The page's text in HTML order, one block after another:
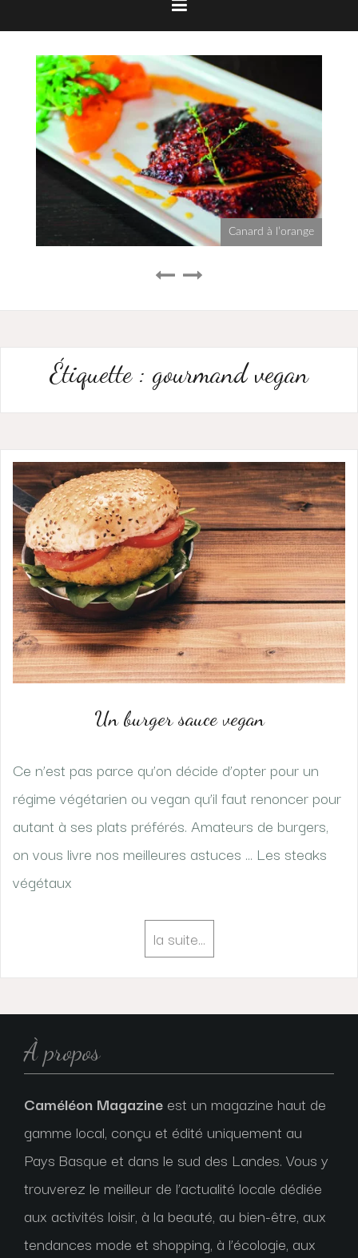
Canard à l’orange
Étiquette : gourmand vegan
Un burger sauce vegan
Ce n’est pas parce qu’on décide d’opter pour un
régime végétarien ou vegan qu’il faut renoncer pour
autant à ses plats préférés. Amateurs de burgers,
on vous livre nos meilleures astuces … Les steaks
végétaux
la suite…
À propos
Caméléon Magazine est un magazine haut de
gamme local, conçu et édité uniquement au
Pays Basque et dans le sud des Landes. Vous y
trouverez le meilleur de l’actualité locale dédiée
aux activités loisir, à la beauté, au bien-être, aux
tendances mode et shopping, à l’écologie, aux